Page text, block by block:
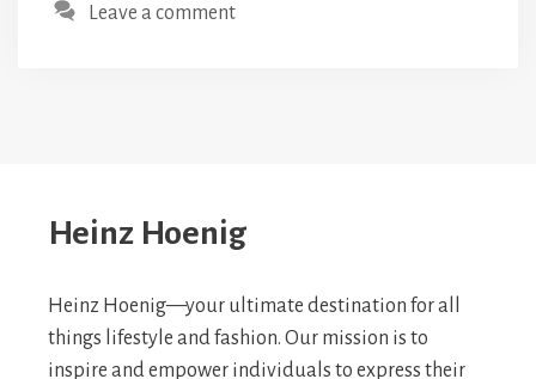
Leave a comment
Heinz Hoenig
Heinz Hoenig—your ultimate destination for all
things lifestyle and fashion. Our mission is to
inspire and empower individuals to express their